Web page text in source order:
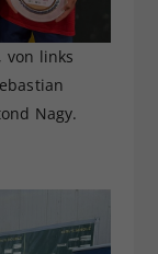
von links
Nagy.